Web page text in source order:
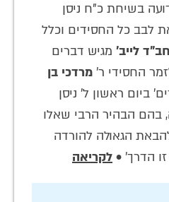
בשיחת כ"ח ניסן
לבב כל החסידים וכלל
לייב' מגיש דברים
החסידי ר' מרדכי בן
ביום ראשון ל' ניסן
הבהיר הרבי שאלו
הגאולה להורדה
הדרך' • לקריאה